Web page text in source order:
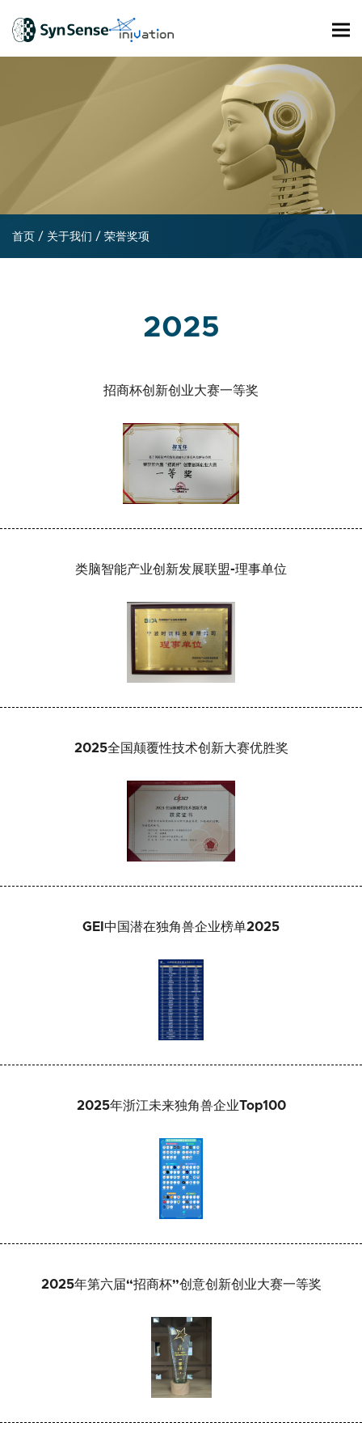
首页 / 关于我们 / 荣誉奖项
2025
招商杯创新创业大赛一等奖
类脑智能产业创新发展联盟-理事单位
2025全国颠覆性技术创新大赛优胜奖
GEI中国潜在独角兽企业榜单2025
2025年浙江未来独角兽企业Top100
2025年第六届“招商杯”创意创新创业大赛一等奖